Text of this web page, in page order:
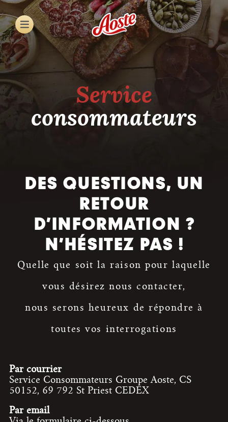
Skip
to
main
content
Service
consommateurs
DES QUESTIONS, UN
RETOUR
D’INFORMATION ?
N’HÉSITEZ PAS !
Quelle que soit la raison pour laquelle
vous désirez nous contacter,
nous serons heureux de répondre à
toutes vos interrogations
Par courrier
Service Consommateurs Groupe Aoste, CS
50152, 69 792 St Priest CEDEX
Par email